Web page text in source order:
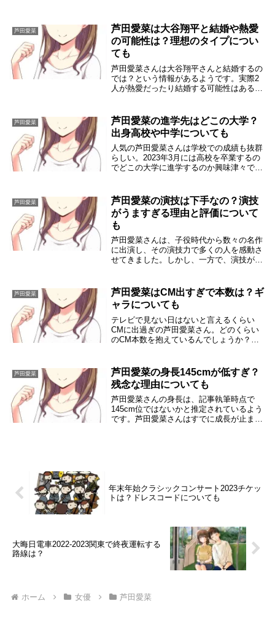
芦田愛菜
芦田愛菜は大谷翔平と結婚や熱愛
の可能性は？理想のタイプについ
ても
芦田愛菜さんは大谷翔平さんと結婚するの
では？という情報があるようです。実際2
人が熱愛だったり結婚する可能性はあるん
いと思います。芦田愛菜は大谷翔平と結婚
や熱愛の可能...
芦田愛菜
芦田愛菜の進学先はどこの大学？
出身高校や中学についても
人気の芦田愛菜さんは学校での成績も抜群
らしい。2023年3月には高校を卒業するの
でどこの大学に進学するのか興味津々で
進学先はどこの大学ですか？2022年のCM
出演ラ...
芦田愛菜
芦田愛菜の演技は下手なの？演技
がうますぎる理由と評価について
も
芦田愛菜さんは、子役時代から数々の名作
に出演し、その演技力で多くの人を感動さ
せてきました。しかし、一方で、演技が下
か？それとも、演技がうますぎるのでしょ
うか？そのよう...
芦田愛菜
芦田愛菜はCM出すぎで本数は？ギ
ャラについても
テレビで見ない日はないと言えるくらい
CMに出過ぎの芦田愛菜さん。どのくらい
のCM本数を抱えているんでしょうか？ま
ぎで本数はどのくらい？女優でタレントの
芦田愛菜さんは...
芦田愛菜
芦田愛菜の身長145cmが低すぎ？
残念な理由についても
芦田愛菜さんの身長は、記事執筆時点で
145cm位ではないかと推定されているよう
です。芦田愛菜さんはすでに成長が止まっ
年末年始クラシックコンサート2023チケッ
トは？ドレスコードについても
大晦日電車2022-2023関東で終夜運転する
路線は？
ホーム 女優 芦田愛菜